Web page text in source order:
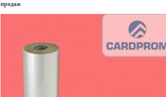
продаж